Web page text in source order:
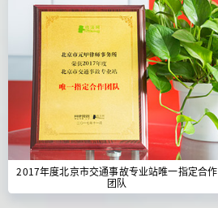
2017年度北京市交通事故专业站唯一指定合作
团队